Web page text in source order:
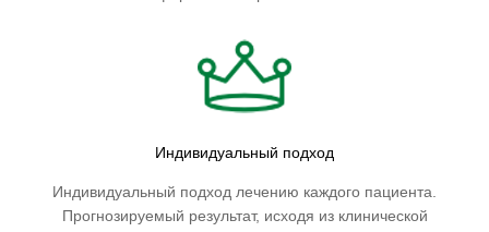
Индивидуальный подход
Индивидуальный подход лечению каждого пациента.
Прогнозируемый результат, исходя из клинической